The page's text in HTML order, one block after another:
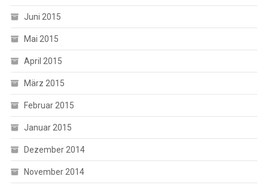
Juni 2015
Mai 2015
April 2015
März 2015
Februar 2015
Januar 2015
Dezember 2014
November 2014